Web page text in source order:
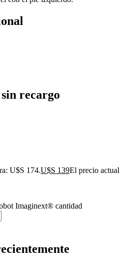
recargo
U$S 174.U$S 139El precio actual
Imaginext® cantidad